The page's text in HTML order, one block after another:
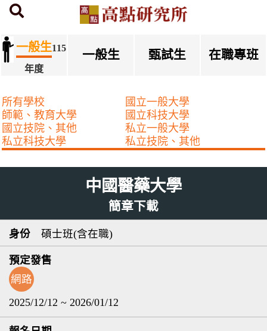
首頁 研究所簡章下載
一般生115
年度
一般生 甄試生 在職專班
所有學校
國立一般大學
師範、教育大學
國立科技大學
國立技院、其他
私立一般大學
私立科技大學
私立技院、其他
中國醫藥大學
簡章下載
碩士班(含在職)
網路
2025/12/12 ~ 2026/01/12